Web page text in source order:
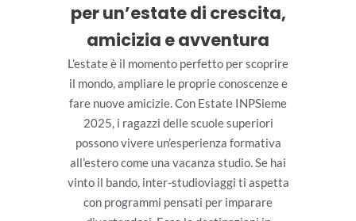
per un’estate di crescita,
amicizia e avventura
L’estate è il momento perfetto per scoprire
il mondo, ampliare le proprie conoscenze e
fare nuove amicizie. Con Estate INPSieme
2025, i ragazzi delle scuole superiori
possono vivere un’esperienza formativa
all’estero come una vacanza studio. Se hai
vinto il bando, inter-studioviaggi ti aspetta
con programmi pensati per imparare